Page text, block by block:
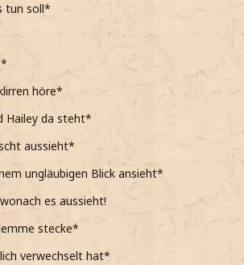
tun soll*
höre*
Hailey da steht*
aussieht*
ungläubigen Blick ansieht*
es aussieht!
stecke*
verwechselt hat*